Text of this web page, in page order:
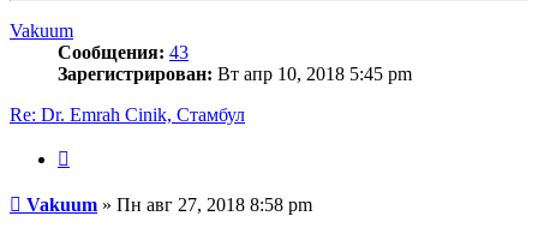
Vakuum
Сообщения: 43
Зарегистрирован: Вт апр 10, 2018 5:45 pm
Re: Dr. Emrah Cinik, Стамбул
Сообщение
Vakuum » Пн авг 27, 2018 8:58 pm